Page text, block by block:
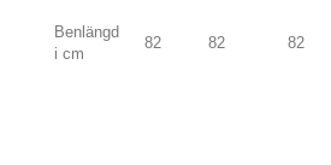
Benlängd
i cm
82 82 82